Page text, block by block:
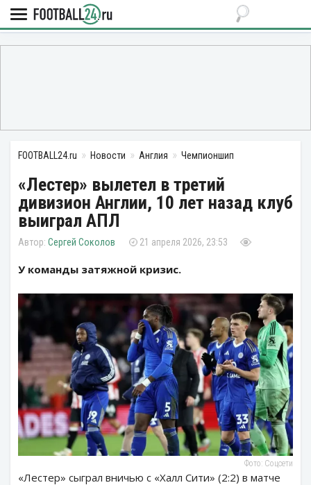
FOOTBALL24.ru Новости Англия Чемпионшип
«Лестер» вылетел в третий
дивизион Англии, 10 лет назад клуб
выиграл АПЛ
Сергей Соколов 21 апреля 2026, 23:53
У команды затяжной кризис.
Фото: Соцсети
«Лестер» сыграл вничью с «Халл Сити» (2:2) в матче